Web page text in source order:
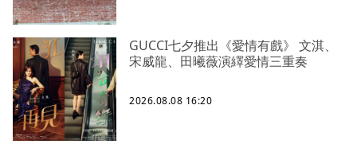
GUCCI七夕推出《愛情有戲》 文淇、
宋威龍、田曦薇演繹愛情三重奏
2026.08.08 16:20